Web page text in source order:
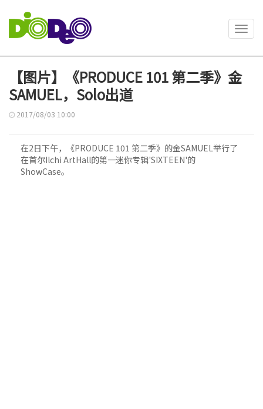
【图片】《PRODUCE 101 第二季》金
SAMUEL，Solo出道
2017/08/03 10:00
在2日下午，《PRODUCE 101 第二季》的金SAMUEL举行了
在首尔Ilchi ArtHall的第一迷你专辑'SIXTEEN'的
ShowCase。